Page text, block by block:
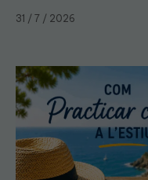
31 / 7 / 2026